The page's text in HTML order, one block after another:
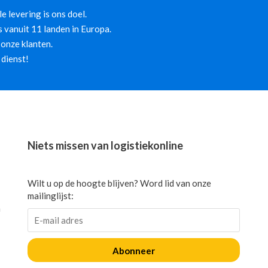
levering is ons doel.
11 landen in Europa.
klanten.
Niets missen van logistiekonline
Wilt u op de hoogte blijven? Word lid van onze
mailinglijst:
Abonneer